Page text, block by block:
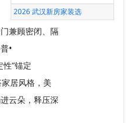
2026 武汉新房家装选
兼顾密闭、隔
•
”锚定
居风格，美
云朵，释压深